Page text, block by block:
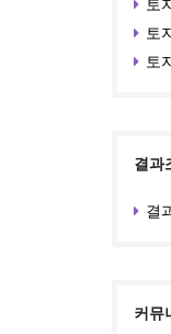
토
토
토
결과
결
커뮤